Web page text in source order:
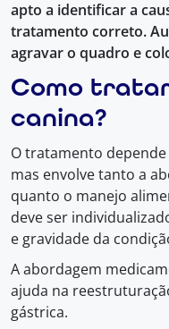
apto a identificar a
tratamento correto.
agravar o quadro e
Como
canina?
O tratamento
mas envolve tanto a
quanto o manejo
deve ser
e gravidade da
A abordagem
ajuda na
gástrica.